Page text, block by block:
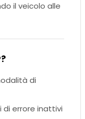
il veicolo alle
di
errore inattivi